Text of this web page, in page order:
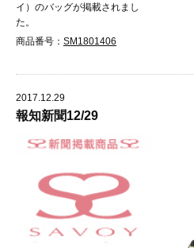
イ）のバッグが掲載されまし
た。
商品番号： SM1801406
2017.12.29
報知新聞12/29